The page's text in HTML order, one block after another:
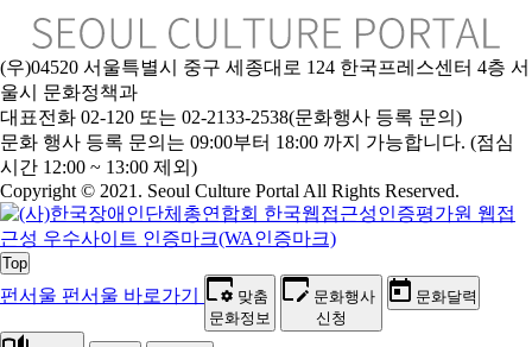
(우)04520 서울특별시 중구 세종대로 124 한국프레스센터 4층 서
울시 문화정책과
대표전화 02-120 또는 02-2133-2538(문화행사 등록 문의)
문화 행사 등록 문의는 09:00부터 18:00 까지 가능합니다. (점심
시간 12:00 ~ 13:00 제외)
Copyright © 2021. Seoul Culture Portal All Rights Reserved.
Top
펀서울 펀서울 바로가기
맞춤
문화정보
문화행사
신청
문화달력